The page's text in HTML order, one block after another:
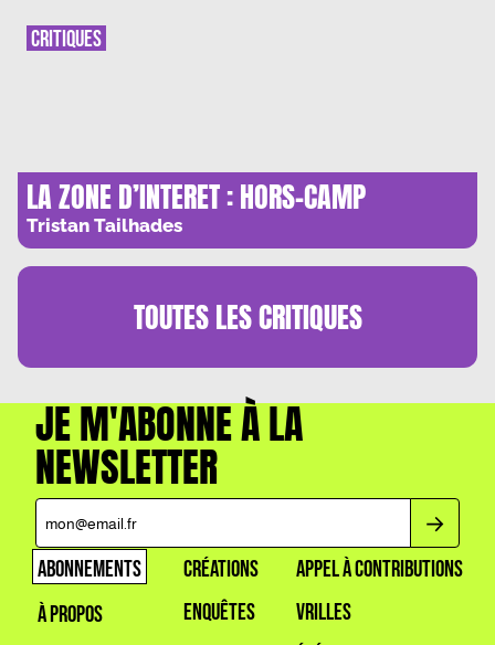
LA ZONE D’INTERET : HORS-CAMP
Tristan Tailhades
CRITIQUES
TOUTES LESCRITIQUES
JE M'ABONNE À LA
NEWSLETTER
ABONNEMENTS
À PROPOS
CRÉATIONS
ENQUÊTES
APPEL À CONTRIBUTIONS
VRILLES